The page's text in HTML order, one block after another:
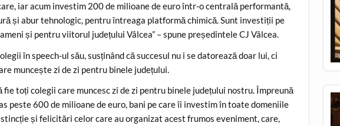
iar acum investim 200 de milioane de euro într-o centrală performantă,
și abur tehnologic, pentru întreaga platformă chimică. Sunt investiții pe
și pentru viitorul județului Vâlcea” – spune președintele CJ Vâlcea.
în speech-ul său, susținând că succesul nu i se datorează doar lui, ci
muncește zi de zi pentru binele județului.
fie toți colegii care muncesc zi de zi pentru binele județului nostru. Împreună
peste 600 de milioane de euro, bani pe care îi investim în toate domeniile
și felicitări celor care au organizat acest frumos eveniment, care,